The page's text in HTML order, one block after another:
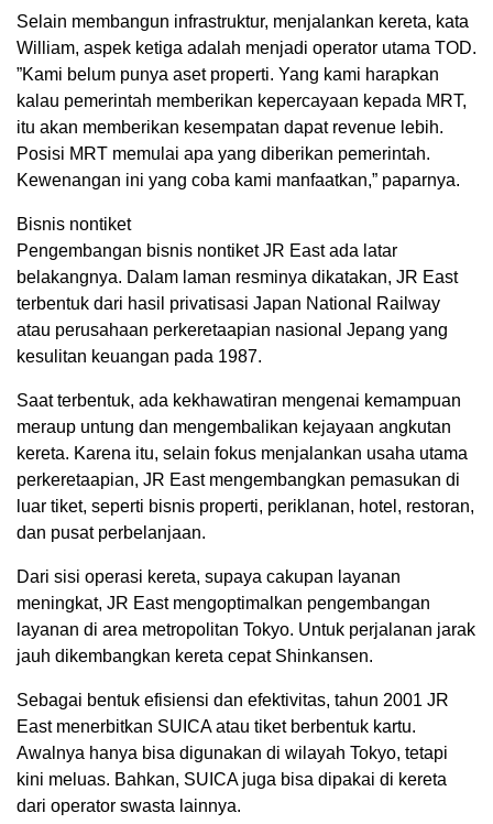
Selain membangun infrastruktur, menjalankan kereta, kata
William, aspek ketiga adalah menjadi operator utama TOD.
”Kami belum punya aset properti. Yang kami harapkan
kalau pemerintah memberikan kepercayaan kepada MRT,
itu akan memberikan kesempatan dapat revenue lebih.
Posisi MRT memulai apa yang diberikan pemerintah.
Kewenangan ini yang coba kami manfaatkan,” paparnya.
Bisnis nontiket
Pengembangan bisnis nontiket JR East ada latar
belakangnya. Dalam laman resminya dikatakan, JR East
terbentuk dari hasil privatisasi Japan National Railway
atau perusahaan perkeretaapian nasional Jepang yang
kesulitan keuangan pada 1987.
Saat terbentuk, ada kekhawatiran mengenai kemampuan
meraup untung dan mengembalikan kejayaan angkutan
kereta. Karena itu, selain fokus menjalankan usaha utama
perkeretaapian, JR East mengembangkan pemasukan di
luar tiket, seperti bisnis properti, periklanan, hotel, restoran,
dan pusat perbelanjaan.
Dari sisi operasi kereta, supaya cakupan layanan
meningkat, JR East mengoptimalkan pengembangan
layanan di area metropolitan Tokyo. Untuk perjalanan jarak
jauh dikembangkan kereta cepat Shinkansen.
Sebagai bentuk efisiensi dan efektivitas, tahun 2001 JR
East menerbitkan SUICA atau tiket berbentuk kartu.
Awalnya hanya bisa digunakan di wilayah Tokyo, tetapi
kini meluas. Bahkan, SUICA juga bisa dipakai di kereta
dari operator swasta lainnya.